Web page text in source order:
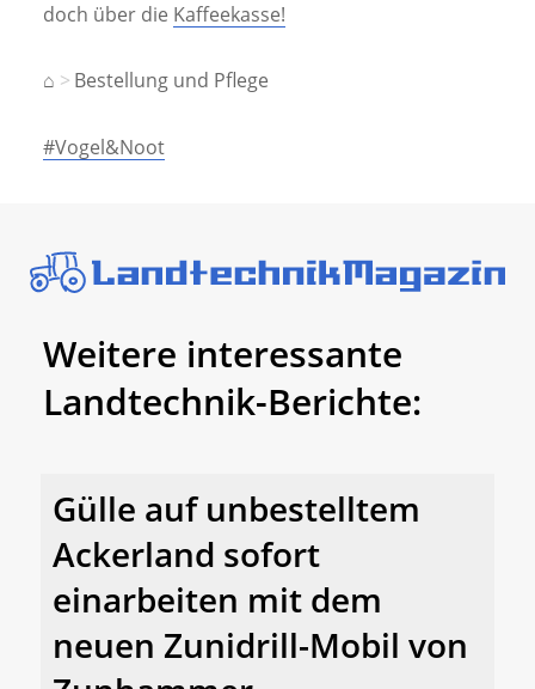
doch über die Kaffeekasse!
⌂ Bestellung und Pflege
#Vogel&Noot
Weitere interessante
Landtechnik-Berichte:
Gülle auf unbestelltem
Ackerland sofort
einarbeiten mit dem
neuen Zunidrill-Mobil von